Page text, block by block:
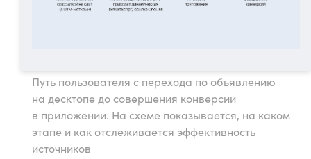
Путь пользователя с перехода по объявлению
на десктопе до совершения конверсии
в приложении. На схеме показывается, на каком
этапе и как отслеживается эффективность
источников